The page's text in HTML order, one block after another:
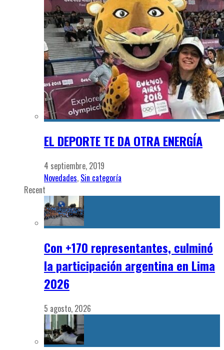
EL DEPORTE TE DA OTRA ENERGÍA
4 septiembre, 2019
Novedades, Sin categoría
Recent
Con +170 representantes, culminó
la participación argentina en Lima
2026
5 agosto, 2026